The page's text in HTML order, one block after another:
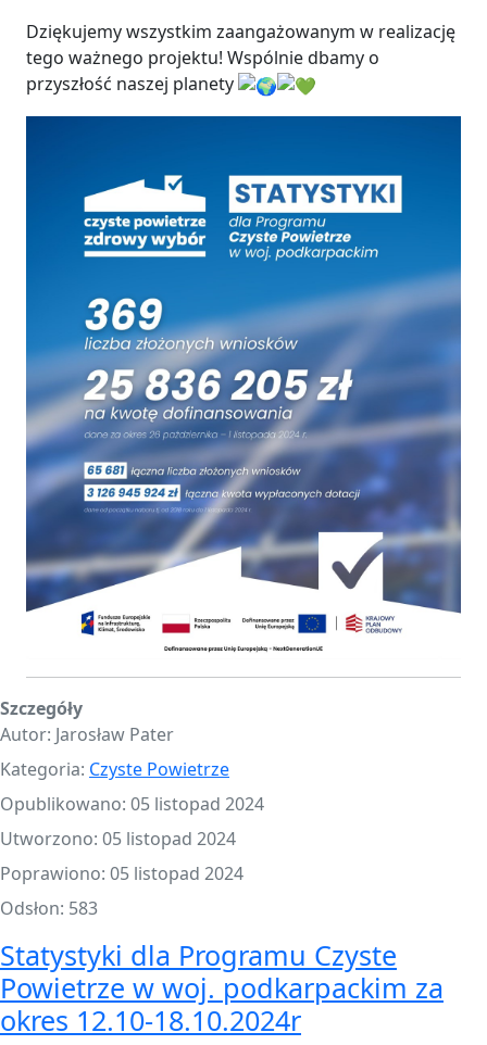
Dziękujemy wszystkim zaangażowanym w realizację
tego ważnego projektu! Wspólnie dbamy o
przyszłość naszej planety
Szczegóły
Autor: Jarosław Pater
Kategoria: Czyste Powietrze
Opublikowano: 05 listopad 2024
Utworzono: 05 listopad 2024
Poprawiono: 05 listopad 2024
Odsłon: 583
Statystyki dla Programu Czyste
Powietrze w woj. podkarpackim za
okres 12.10-18.10.2024r